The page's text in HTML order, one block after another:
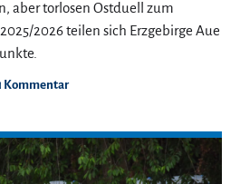
aber torlosen Ostduell zum
2026 teilen sich Erzgebirge Aue
Kommentar